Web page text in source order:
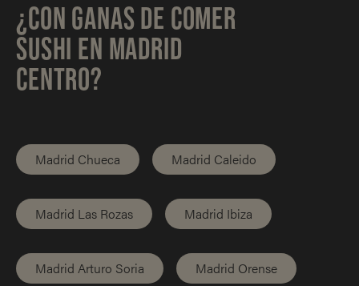
¿CON GANAS DE COMER
SUSHI EN MADRID
CENTRO?
Madrid Chueca Madrid Caleido
Madrid Las Rozas Madrid Ibiza
Madrid Arturo Soria Madrid Orense